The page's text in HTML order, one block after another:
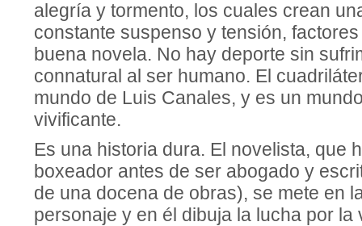
alegría y tormento, los cuales crean
constante suspenso y tensión,
buena novela. No hay deporte sin
connatural al ser humano. El
mundo de Luis Canales, y es un
vivificante.
Es una historia dura. El novelista, que
boxeador antes de ser abogado y
de una docena de obras), se mete en
personaje y en él dibuja la lucha por la